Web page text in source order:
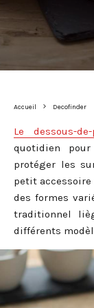
Accueil Decofinder
Le dessous-
quotidien
protéger les
petit
des formes
traditionnel
différents